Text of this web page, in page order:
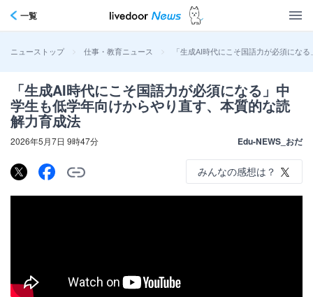
一覧
ニューストップ > 仕事・教育ニュース > 「生成AI時代にこそ国語力が必須にな
「生成AI時代にこそ国語力が必須になる」中
学生も低学年向けからやり直す、本質的な読
解力育成法
2026年5月7日 9時47分 Edu-NEWS_おだ
みんなの感想は？